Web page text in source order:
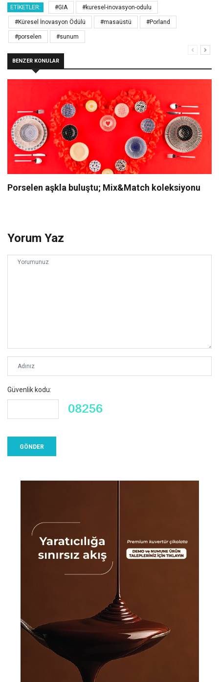
ETIKETLER: #GIA #kuresel-inovasyon-odulu
#Küresel İnovasyon Ödülü #masaüstü #Porland
#porselen #sunum
BENZER KONULAR
Porselen aşkla buluştu; Mix&Match koleksiyonu
Yorum Yaz
Güvenlik kodu: